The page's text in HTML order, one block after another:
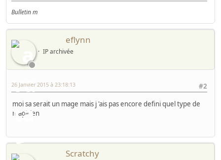
Bulletin m
eflynn
IP archivée
#2
26 Janvier 2015 à 23:18:13
moi sa serait un mage mais j 'ais pas encore defini quel type de
magicien
Scratchy